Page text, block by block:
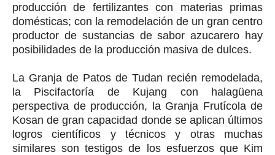
producción de fertilizantes con materias primas
domésticas; con la remodelación de un gran centro
productor de sustancias de sabor azucarero hay
posibilidades de la producción masiva de dulces.
La Granja de Patos de Tudan recién remodelada,
la Piscifactoría de Kujang con halagüena
perspectiva de producción, la Granja Frutícola de
Kosan de gran capacidad donde se aplican últimos
logros científicos y técnicos y otras muchas
similares son testigos de los esfuerzos que Kim